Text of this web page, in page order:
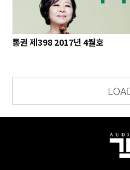
통권 제398 2017년 4월호